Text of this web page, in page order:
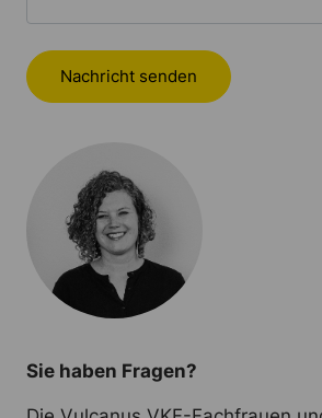
Nachricht senden
Sie haben Fragen?